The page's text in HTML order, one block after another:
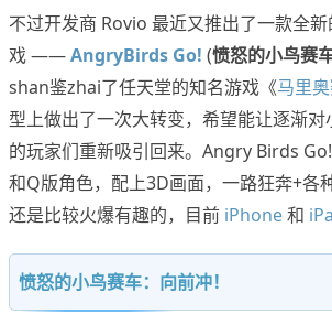
不过开发商 Rovio 最近又推出了一款全
戏 ——AngryBirds Go! (愤怒的小鸟赛
shan鉴zhai了任天堂的知名游戏《马里
型上做出了一次大转变，希望能让逐渐
的玩家们重新吸引回来。Angry Birds
和Q版角色，配上3D画面，一路狂奔+各
还是比较火爆有趣的，目前 iPhone和
愤怒的小鸟赛车：向前冲！